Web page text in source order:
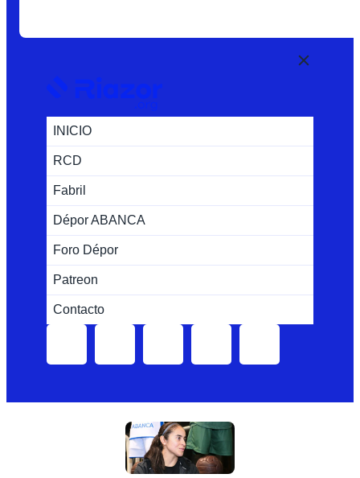
INICIO
RCD
Fabril
Dépor ABANCA
Foro Dépor
Patreon
Contacto